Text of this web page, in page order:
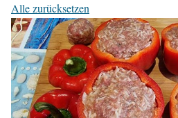
Alle zurücksetzen